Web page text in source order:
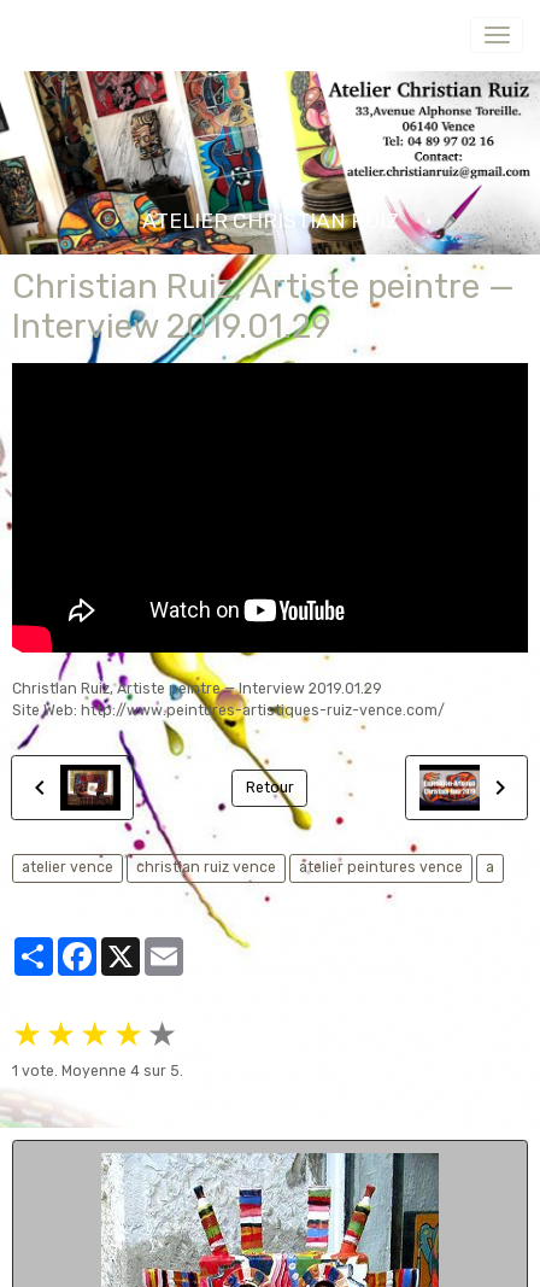
ATELIER CHRISTIAN RUIZ
Christian Ruiz, Artiste peintre —
Interview 2019.01.29
Christian Ruiz, Artiste peintre — Interview 2019.01.29
Site Web: http://www.peintures-artistiques-ruiz-vence.com/
Retour
atelier vence christian ruiz vence atelier peintures vence a
PartagerFacebook
★ ★ ★ ★ ★
1 vote. Moyenne 4 sur 5.